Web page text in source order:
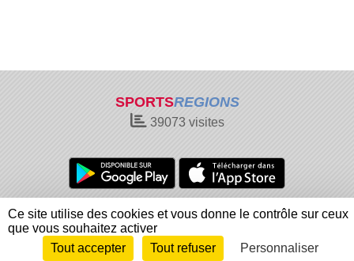
SPORTSREGIONS
39073visites
Charte cookies
Gestion des cookies
Informations légales
Signaler un contenu inapproprié
Envie de participer ?
Connexion
Ce site utilise des cookies et vous donne le contrôle sur ceux
que vous souhaitez activer
Tout accepter
Tout refuser Personnaliser